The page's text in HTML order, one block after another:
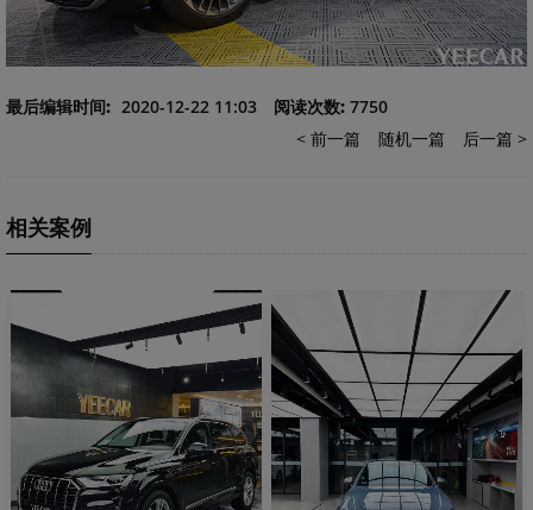
最后编辑时间: 2020-12-22 11:03 阅读次数:7750
< 前一篇
随机一篇 后一篇 >
相关案例